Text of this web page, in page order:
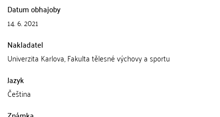
Datum obhajoby
14. 6. 2021
Nakladatel
Univerzita Karlova, Fakulta tělesné výchovy a sportu
Jazyk
Čeština